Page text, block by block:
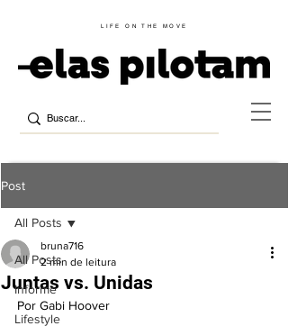
LIFE ON THE MOVE
Post
All Posts
Informe
Lifestyle
All Posts
Juntas vs. Unidas
bruna716
2 min de leitura
Por Gabi Hoover